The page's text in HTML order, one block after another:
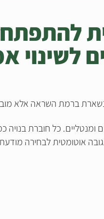
לשינוי
ברמת השראה אלא
כל חוברת בנויה
אוטומטית לבחירה